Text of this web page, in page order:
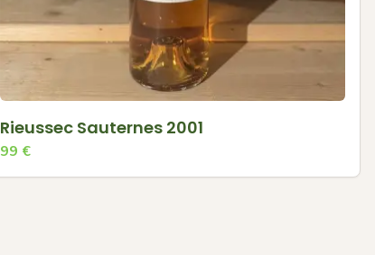
Rieussec Sauternes 2001
99 €